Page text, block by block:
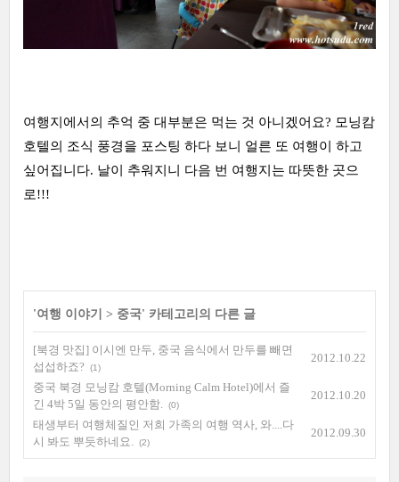
여행지에서의 추억 중 대부분은 먹는 것 아니겠어요? 모닝캄
호텔의 조식 풍경을 포스팅 하다 보니 얼른 또 여행이 하고
싶어집니다. 날이 추워지니 다음 번 여행지는 따뜻한 곳으
로!!!
'여행 이야기 > 중국' 카테고리의 다른 글
[북경 맛집] 이시엔 만두, 중국 음식에서 만두를 빼면
섭섭하죠?
(1)
2012.10.22
중국 북경 모닝캄 호텔(Morning Calm Hotel)에서 즐
긴 4박 5일 동안의 평안함.
(0)
2012.10.20
태생부터 여행체질인 저희 가족의 여행 역사, 와....다
시 봐도 뿌듯하네요.
(2)
2012.09.30